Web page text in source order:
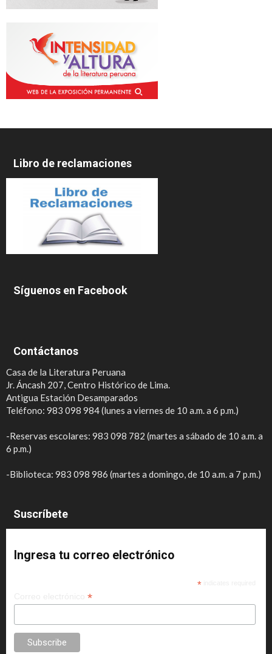
Libro de reclamaciones
Síguenos en Facebook
Contáctanos
Casa de la Literatura Peruana
Jr. Áncash 207, Centro Histórico de Lima.
Antigua Estación Desamparados
Teléfono: 983 098 984 (lunes a viernes de 10 a.m. a 6 p.m.)
-Reservas escolares: 983 098 782 (martes a sábado de 10 a.m. a
6 p.m.)
-Biblioteca: 983 098 986 (martes a domingo, de 10 a.m. a 7 p.m.)
Suscríbete
Ingresa tu correo electrónico
*
*